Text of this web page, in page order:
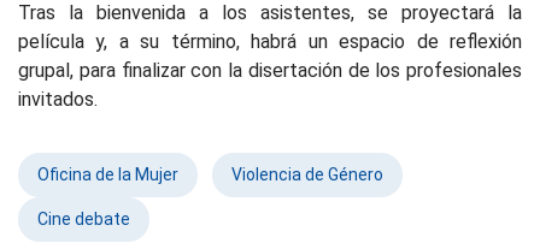
Tras la bienvenida a los asistentes, se proyectará la
película y, a su término, habrá un espacio de reflexión
grupal, para finalizar con la disertación de los profesionales
invitados.
Oficina de la Mujer Violencia de Género
Cine debate